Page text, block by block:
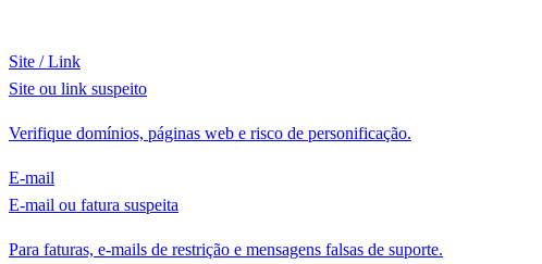
Site / Link
Site ou link suspeito
Verifique domínios, páginas web e risco de personificação.
E-mail
E-mail ou fatura suspeita
Para faturas, e-mails de restrição e mensagens falsas de suporte.